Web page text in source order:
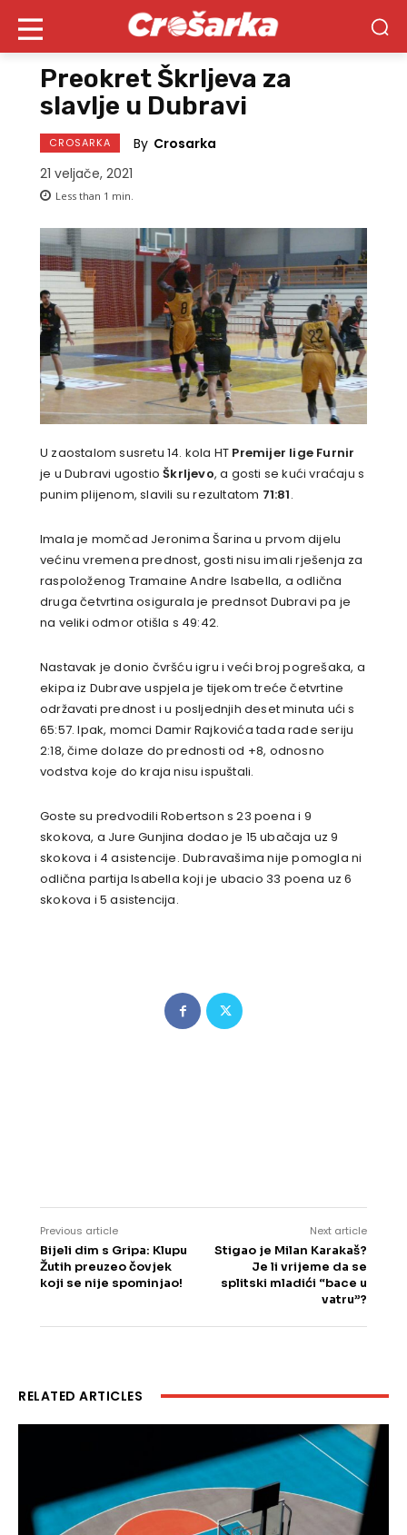
Preokret Škrljeva za
slavlje u Dubravi
CROSARKA By Crosarka
21 veljače, 2021
Less than 1 min.
U zaostalom susretu 14. kola HT Premijer lige Furnir
je u Dubravi ugostioŠkrljevo, a gosti se kući vraćaju s
punim plijenom, slavili su rezultatom 71:81.
Imala je momčad Jeronima Šarina u prvom dijelu
većinu vremena prednost, gosti nisu imali rješenja za
raspoloženog Tramaine Andre Isabella, a odlična
druga četvrtina osigurala je prednsot Dubravi pa je
na veliki odmor otišla s 49:42.
Nastavak je donio čvršću igru i veći broj pogrešaka, a
ekipa iz Dubrave uspjela je tijekom treće četvrtine
održavati prednost i u posljednjih deset minuta ući s
65:57. Ipak, momci Damir Rajkovića tada rade seriju
2:18, čime dolaze do prednosti od +8, odnosno
vodstva koje do kraja nisu ispuštali.
Goste su predvodili Robertson s 23 poena i 9
skokova, a Jure Gunjina dodao je 15 ubačaja uz 9
skokova i 4 asistencije. Dubravašima nije pomogla ni
odlična partija Isabella koji je ubacio 33 poena uz 6
skokova i 5 asistencija.
Previous article
Bijeli dim s Gripa: Klupu
Žutih preuzeo čovjek
koji se nije spominjao!
Next article
Stigao je Milan Karakaš?
Je li vrijeme da se
splitski mladići “bace u
vatru”?
RELATED ARTICLES